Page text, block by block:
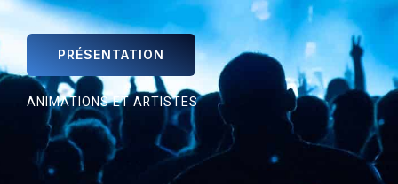
PRÉSENTATION
ANIMATIONS ET ARTISTES